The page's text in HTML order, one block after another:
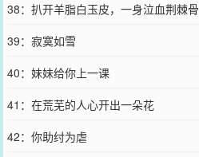
38：扒开羊脂白玉皮，一身泣血荆棘骨
39：寂寞如雪
40：妹妹给你上一课
41：在荒芜的人心开出一朵花
42：你助纣为虐